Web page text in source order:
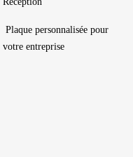
Plaque personnalisée pour
votre entreprise